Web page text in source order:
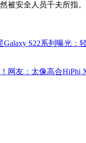
被安全人员千夫所指
S22系列曝光：
网友：太像高合HiPhi